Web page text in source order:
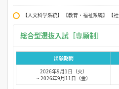
【人文科学系統】 【教育・福祉系統】 【社
出願期間
2026年9月1日（火）
~ 2026年9月11日（金）